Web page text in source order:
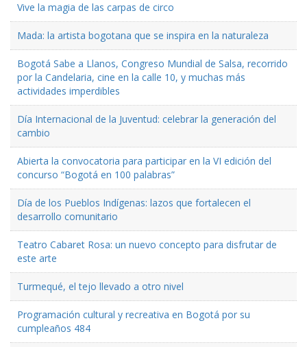
Vive la magia de las carpas de circo
Mada: la artista bogotana que se inspira en la naturaleza
Bogotá Sabe a Llanos, Congreso Mundial de Salsa, recorrido
por la Candelaria, cine en la calle 10, y muchas más
actividades imperdibles
Día Internacional de la Juventud: celebrar la generación del
cambio
Abierta la convocatoria para participar en la VI edición del
concurso “Bogotá en 100 palabras”
Día de los Pueblos Indígenas: lazos que fortalecen el
desarrollo comunitario
Teatro Cabaret Rosa: un nuevo concepto para disfrutar de
este arte
Turmequé, el tejo llevado a otro nivel
Programación cultural y recreativa en Bogotá por su
cumpleaños 484